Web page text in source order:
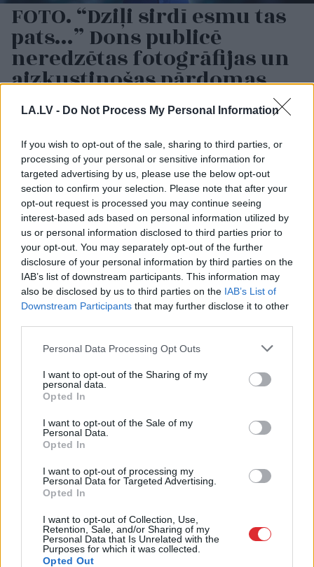
LA.LV - Do Not Process My Personal Information
If you wish to opt-out of the sale, sharing to third parties, or
processing of your personal or sensitive information for
targeted advertising by us, please use the below opt-out
section to confirm your selection. Please note that after your
opt-out request is processed you may continue seeing
interest-based ads based on personal information utilized by
us or personal information disclosed to third parties prior to
your opt-out. You may separately opt-out of the further
disclosure of your personal information by third parties on the
IAB’s list of downstream participants. This information may
also be disclosed by us to third parties on the IAB’s List of
Downstream Participants that may further disclose it to other
Please note that this website/app uses one or more Google
not limited to your visit or usage behaviour. You may click to
grant or deny consent to Google and its third-party tags to
use your data for below specified purposes in below Google
consent section.
Personal Data Processing Opt Outs
I want to opt-out of the Sharing of my
personal data.
Opted In
I want to opt-out of the Sale of my
Personal Data.
Opted In
I want to opt-out of processing my
Personal Data for Targeted Advertising.
Opted In
I want to opt-out of Collection, Use,
Retention, Sale, and/or Sharing of my
Personal Data that Is Unrelated with the
Purposes for which it was collected.
Opted Out
FOTO. “Dziļi sirdī esmu tas
pats…” Dons publicē
neredzētas fotogrāfijas un
aizkustinošas pārdomas
par savu dzīvi
“Vaitā drīkst?”
Purvciemā kaimiņi
nokrāsojuši
daudzdzīvokļu mājas
fasādi katrs savā krāsā
Bauskā visa skolas
vadība iesniedz
atlūgumus –
pašvaldība steidzami
lemj par reorganizāciju
TESTS.Matemātikas duelis:
vai vari pārspēt